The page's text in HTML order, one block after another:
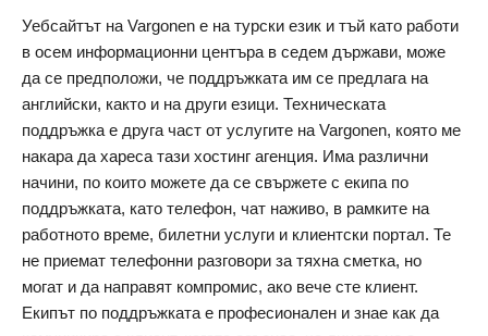
Уебсайтът на Vargonen е на турски език и тъй като работи
в осем информационни центъра в седем държави, може
да се предположи, че поддръжката им се предлага на
английски, както и на други езици. Техническата
поддръжка е друга част от услугите на Vargonen, която ме
накара да хареса тази хостинг агенция. Има различни
начини, по които можете да се свържете с екипа по
поддръжката, като телефон, чат наживо, в рамките на
работното време, билетни услуги и клиентски портал. Те
не приемат телефонни разговори за тяхна сметка, но
могат и да направят компромис, ако вече сте клиент.
Екипът по поддръжката е професионален и знае как да